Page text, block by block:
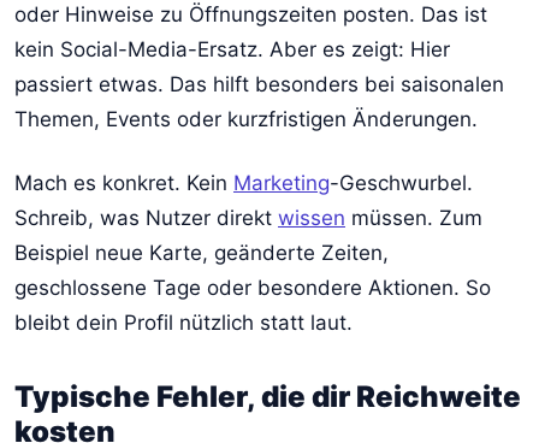
oder Hinweise zu Öffnungszeiten posten. Das ist
kein Social-Media-Ersatz. Aber es zeigt: Hier
passiert etwas. Das hilft besonders bei saisonalen
Themen, Events oder kurzfristigen Änderungen.
Mach es konkret. Kein Marketing-Geschwurbel.
Schreib, was Nutzer direkt wissen müssen. Zum
Beispiel neue Karte, geänderte Zeiten,
geschlossene Tage oder besondere Aktionen. So
bleibt dein Profil nützlich statt laut.
Typische Fehler, die dir Reichweite
kosten